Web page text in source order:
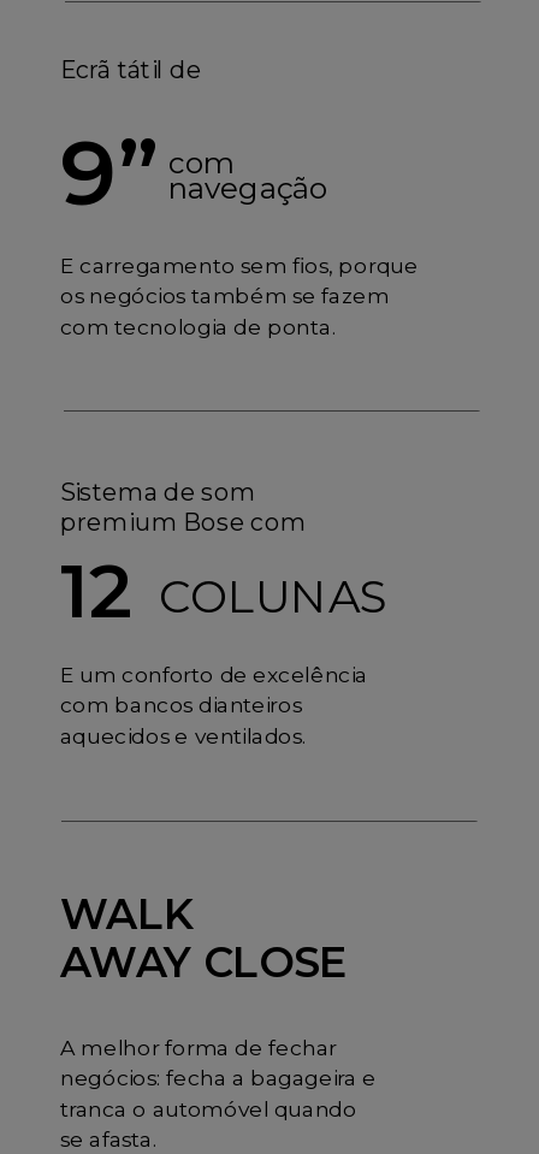
Ecrã tátil de
9” com
navegação
E carregamento sem fios, porque
os negócios também se fazem
com tecnologia de ponta.
Sistema de som
premium Bose com
12 COLUNAS
E um conforto de excelência
com bancos dianteiros
aquecidos e ventilados.
WALK
AWAY CLOSE
A melhor forma de fechar
negócios: fecha a bagageira e
tranca o automóvel quando
se afasta.